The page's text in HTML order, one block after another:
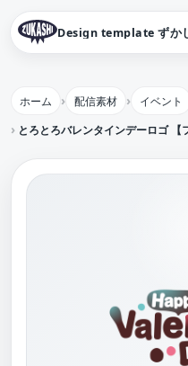
Design template ずか
ホーム 配信素材
イベント
とろとろバレンタインデーロゴ 【